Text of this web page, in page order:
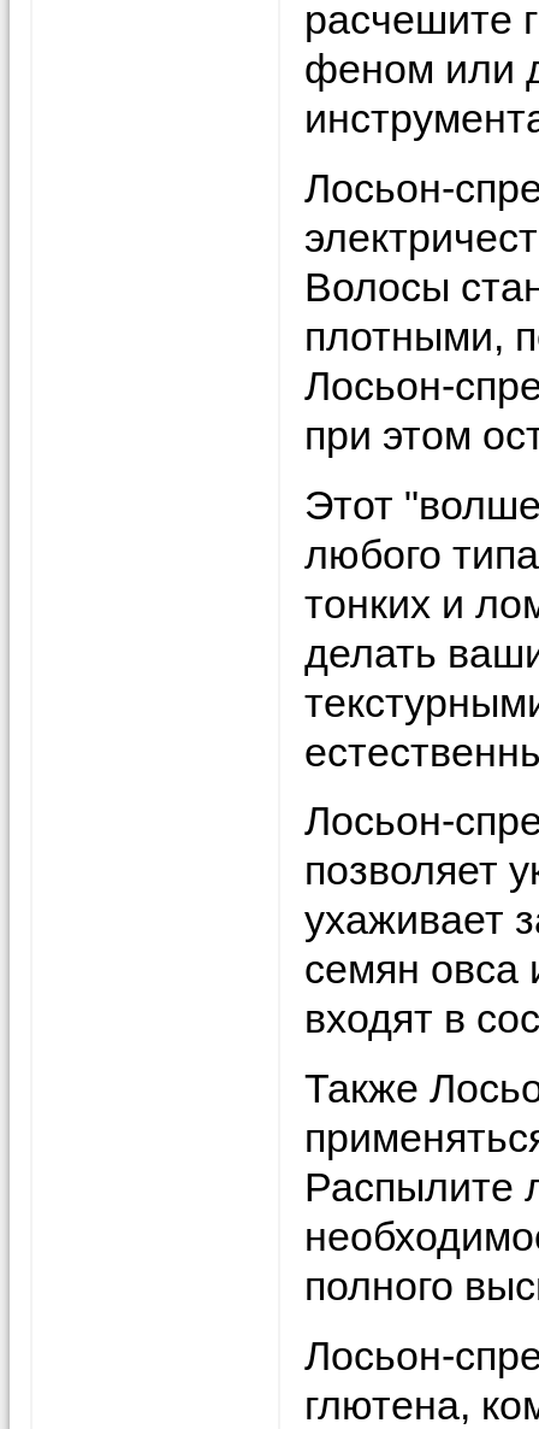
расчешите
феном или
Лосьон-
Волосы
плотными,
Лосьон-
при этом
Этот
любого
тонких и
делать
Лосьон-
позволяет
ухаживает
семян овса
входят в
Также
Распылите
полного
Лосьон-
глютена,